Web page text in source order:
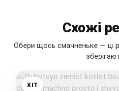
Схожі
Обери щось смачненьке — ці
ХІТ